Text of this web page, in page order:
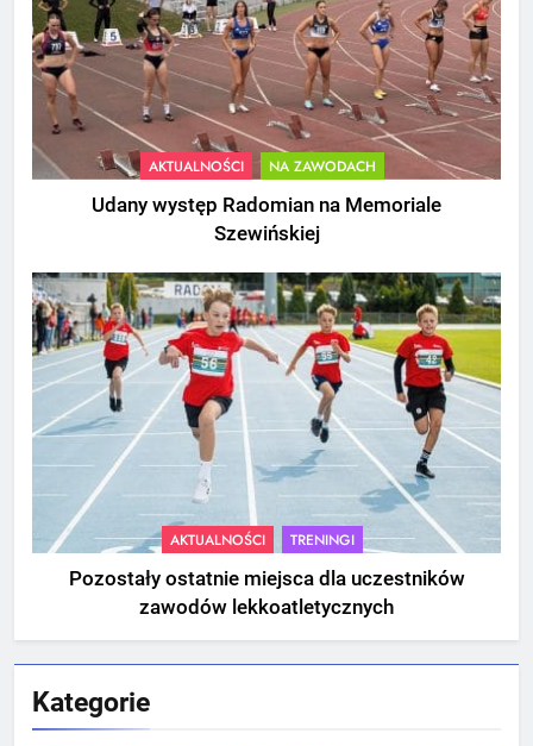
AKTUALNOŚCI NA ZAWODACH
Udany występ Radomian na Memoriale
Szewińskiej
AKTUALNOŚCI TRENINGI
Pozostały ostatnie miejsca dla uczestników
zawodów lekkoatletycznych
Kategorie